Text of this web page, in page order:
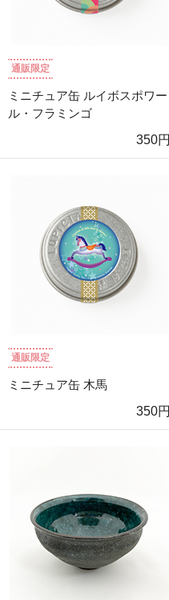
通販限定
ミニチュア缶 ルイボスポワー
ル・フラミンゴ
350円
通販限定
ミニチュア缶 木馬
350円